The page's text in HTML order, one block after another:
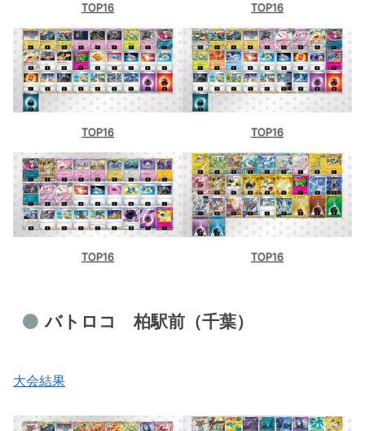
TOP16 TOP16
TOP16 TOP16
TOP16 TOP16
バトロコ 柏駅前（千葉）
大会結果